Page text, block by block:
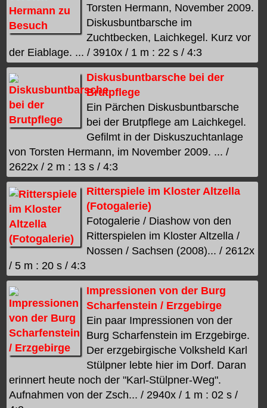
Torsten Hermann, November 2009.
Diskusbuntbarsche im
Zuchtbecken, Laichkegel. Kurz vor
der Eiablage. ... / 3910x / 1 m : 22 s / 4:3
Diskusbuntbarsche bei der
Brutpflege
Ein Pärchen Diskusbuntbarsche
bei der Brutpflege am Laichkegel.
Gefilmt in der Diskuszuchtanlage
von Torsten Hermann, im November 2009. ... /
2622x / 2 m : 13 s / 4:3
Ritterspiele im Kloster Altzella
(Fotogalerie)
Fotogalerie / Diashow von den
Ritterspielen im Kloster Altzella /
Nossen / Sachsen (2008)... / 2612x
/ 5 m : 20 s / 4:3
Impressionen von der Burg
Scharfenstein / Erzgebirge
Ein paar Impressionen von der
Burg Scharfenstein im Erzgebirge.
Der erzgebirgische Volksheld Karl
Stülpner lebte hier im Dorf. Daran
erinnert heute noch der "Karl-Stülpner-Weg".
Aufnahmen von der Zsch... / 2940x / 1 m : 02 s /